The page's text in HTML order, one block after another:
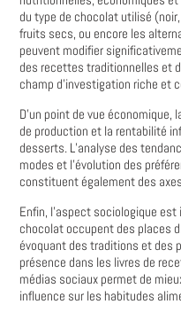
du type de chocolat utilisé
fruits secs, ou encore les
peuvent modifier
des recettes traditionnelles et
champ d’investigation riche et
D’un point de vue
de production et la rentabilité
desserts. L’analyse des
modes et l’évolution des
constituent également des
Enfin, l’aspect sociologique
chocolat occupent des places
évoquant des traditions et des
présence dans les livres de
médias sociaux permet de
influence sur les habitudes